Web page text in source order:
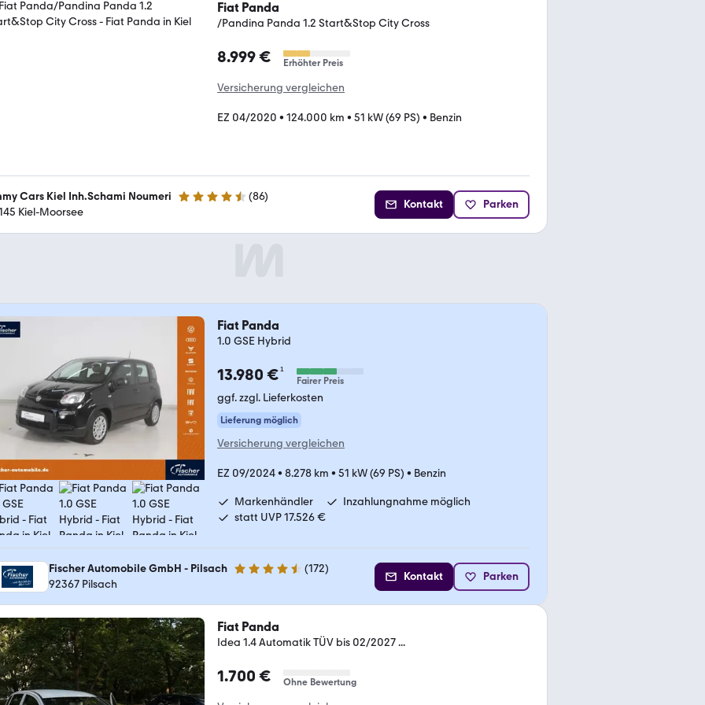
Fiat Panda
/Pandina Panda 1.2 Start&Stop City Cross
8.999 € Erhöhter Preis
Versicherung vergleichen
EZ 04/2020 • 124.000 km • 51 kW (69 PS) • Benzin
Cars Kiel Inh.Schami Noumeri 4.3 Sterne (86)
Kiel-Moorsee
Kontakt Parken
Fiat Panda
1.0 GSE Hybrid
13.980 €¹
Fairer Preis
ggf. zzgl. Lieferkosten
Lieferung möglich
Versicherung vergleichen
EZ 09/2024• 8.278 km • 51 kW (69 PS) • Benzin
Markenhändler
Inzahlungnahme möglich
statt UVP 17.526 €
Fischer Automobile GmbH - Pilsach 4.7 Sterne (172)
92367 Pilsach
Kontakt Parken
Fiat Panda
Idea 1.4 Automatik TÜV bis 02/2027 ...
1.700 € Ohne Bewertung